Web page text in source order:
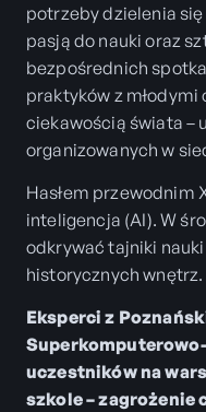
potrzeby dzielenia
pasją do nauki oraz
bezpośrednich
praktyków z
ciekawością świata –
organizowanych w
Hasłem przewodnim
inteligencja (AI). W
odkrywać tajniki
historycznych wnętrz.
Eksperci z
uczestników na
szkole – zagrożenie